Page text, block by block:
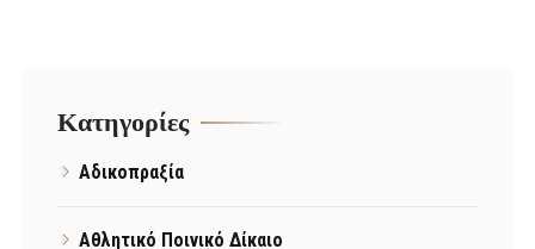
Kατηγορίες
Αδικοπραξία
Αθλητικό Ποινικό Δίκαιο